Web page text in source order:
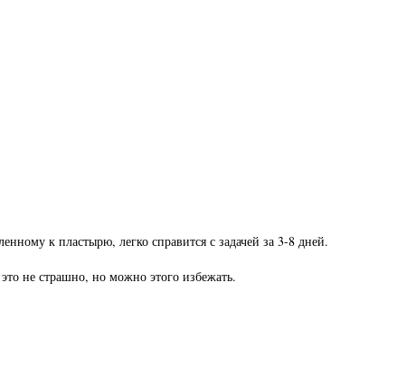
к пластырю, легко справится с задачей за 3-8 дней.
не страшно, но можно этого избежать.